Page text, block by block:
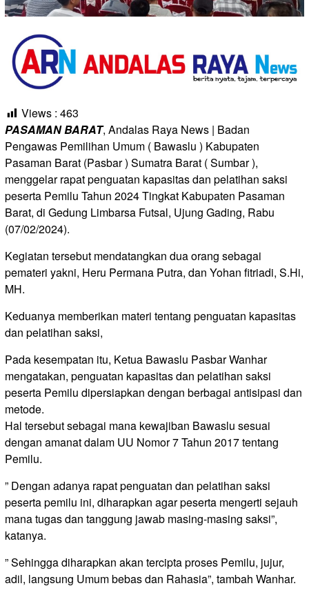
Views : 463
PASAMAN BARAT, Andalas Raya News | Badan
Pengawas Pemilihan Umum ( Bawaslu ) Kabupaten
Pasaman Barat (Pasbar ) Sumatra Barat ( Sumbar ),
menggelar rapat penguatan kapasitas dan pelatihan saksi
peserta Pemilu Tahun 2024 Tingkat Kabupaten Pasaman
Barat, di Gedung Limbarsa Futsal, Ujung Gading, Rabu
(07/02/2024).
Kegiatan tersebut mendatangkan dua orang sebagai
pemateri yakni, Heru Permana Putra, dan Yohan fitriadi, S.Hi,
MH.
Keduanya memberikan materi tentang penguatan kapasitas
dan pelatihan saksi,
Pada kesempatan itu, Ketua Bawaslu Pasbar Wanhar
mengatakan, penguatan kapasitas dan pelatihan saksi
peserta Pemilu dipersiapkan dengan berbagai antisipasi dan
metode.
Hal tersebut sebagai mana kewajiban Bawaslu sesuai
dengan amanat dalam UU Nomor 7 Tahun 2017 tentang
Pemilu.
” Dengan adanya rapat penguatan dan pelatihan saksi
peserta pemilu ini, diharapkan agar peserta mengerti sejauh
mana tugas dan tanggung jawab masing-masing saksi”,
katanya.
” Sehingga diharapkan akan tercipta proses Pemilu, jujur,
adil, langsung Umum bebas dan Rahasia”, tambah Wanhar.